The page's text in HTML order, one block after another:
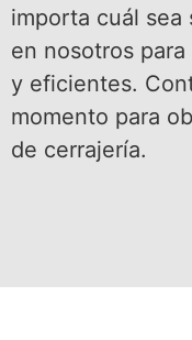
importa cuál
en nosotros
y eficientes.
momento para
de cerrajería.